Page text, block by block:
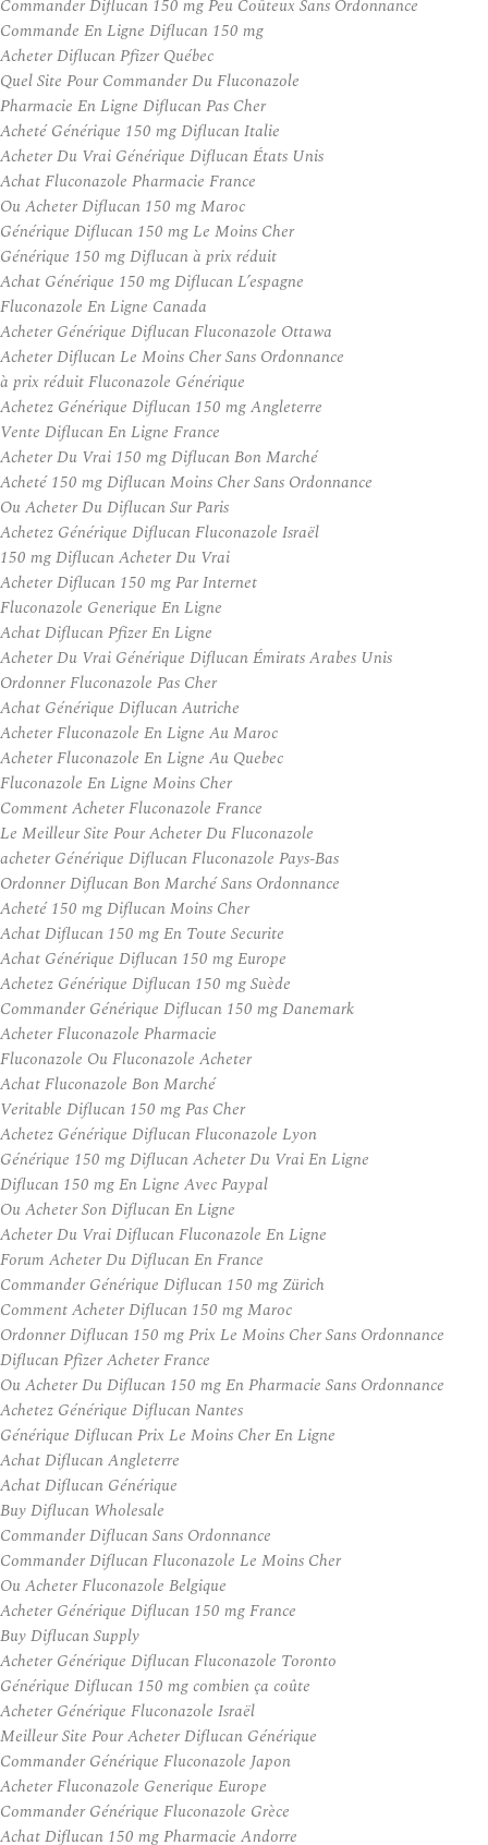
Commander Diflucan 150 mg Peu Coûteux Sans Ordonnance
Commande En Ligne Diflucan 150 mg
Acheter Diflucan Pfizer Québec
Quel Site Pour Commander Du Fluconazole
Pharmacie En Ligne Diflucan Pas Cher
Acheté Générique 150 mg Diflucan Italie
Acheter Du Vrai Générique Diflucan États Unis
Achat Fluconazole Pharmacie France
Ou Acheter Diflucan 150 mg Maroc
Générique Diflucan 150 mg Le Moins Cher
Générique 150 mg Diflucan à prix réduit
Achat Générique 150 mg Diflucan L’espagne
Fluconazole En Ligne Canada
Acheter Générique Diflucan Fluconazole Ottawa
Acheter Diflucan Le Moins Cher Sans Ordonnance
à prix réduit Fluconazole Générique
Achetez Générique Diflucan 150 mg Angleterre
Vente Diflucan En Ligne France
Acheter Du Vrai 150 mg Diflucan Bon Marché
Acheté 150 mg Diflucan Moins Cher Sans Ordonnance
Ou Acheter Du Diflucan Sur Paris
Achetez Générique Diflucan Fluconazole Israël
150 mg Diflucan Acheter Du Vrai
Acheter Diflucan 150 mg Par Internet
Fluconazole Generique En Ligne
Achat Diflucan Pfizer En Ligne
Acheter Du Vrai Générique Diflucan Émirats Arabes Unis
Ordonner Fluconazole Pas Cher
Achat Générique Diflucan Autriche
Acheter Fluconazole En Ligne Au Maroc
Acheter Fluconazole En Ligne Au Quebec
Fluconazole En Ligne Moins Cher
Comment Acheter Fluconazole France
Le Meilleur Site Pour Acheter Du Fluconazole
acheter Générique Diflucan Fluconazole Pays-Bas
Ordonner Diflucan Bon Marché Sans Ordonnance
Acheté 150 mg Diflucan Moins Cher
Achat Diflucan 150 mg En Toute Securite
Achat Générique Diflucan 150 mg Europe
Achetez Générique Diflucan 150 mg Suède
Commander Générique Diflucan 150 mg Danemark
Acheter Fluconazole Pharmacie
Fluconazole Ou Fluconazole Acheter
Achat Fluconazole Bon Marché
Veritable Diflucan 150 mg Pas Cher
Achetez Générique Diflucan Fluconazole Lyon
Générique 150 mg Diflucan Acheter Du Vrai En Ligne
Diflucan 150 mg En Ligne Avec Paypal
Ou Acheter Son Diflucan En Ligne
Acheter Du Vrai Diflucan Fluconazole En Ligne
Forum Acheter Du Diflucan En France
Commander Générique Diflucan 150 mg Zürich
Comment Acheter Diflucan 150 mg Maroc
Ordonner Diflucan 150 mg Prix Le Moins Cher Sans Ordonnance
Diflucan Pfizer Acheter France
Ou Acheter Du Diflucan 150 mg En Pharmacie Sans Ordonnance
Achetez Générique Diflucan Nantes
Générique Diflucan Prix Le Moins Cher En Ligne
Achat Diflucan Angleterre
Achat Diflucan Générique
Buy Diflucan Wholesale
Commander Diflucan Sans Ordonnance
Commander Diflucan Fluconazole Le Moins Cher
Ou Acheter Fluconazole Belgique
Acheter Générique Diflucan 150 mg France
Buy Diflucan Supply
Acheter Générique Diflucan Fluconazole Toronto
Générique Diflucan 150 mg combien ça coûte
Acheter Générique Fluconazole Israël
Meilleur Site Pour Acheter Diflucan Générique
Commander Générique Fluconazole Japon
Acheter Fluconazole Generique Europe
Commander Générique Fluconazole Grèce
Achat Diflucan 150 mg Pharmacie Andorre